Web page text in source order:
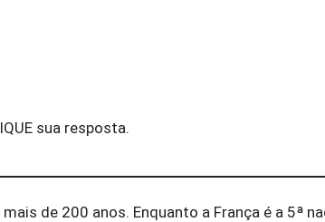
sua resposta.
de 200 anos. Enquanto a França é a 5ª